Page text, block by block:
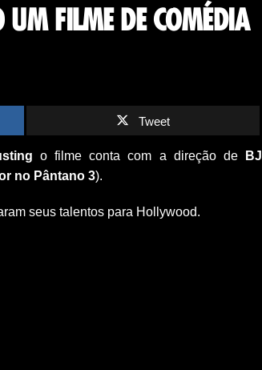
UM FILME DE COMÉDIA
Tweet
o filme conta com a direção de
BJ
no Pântano 3).
seus talentos para Hollywood.